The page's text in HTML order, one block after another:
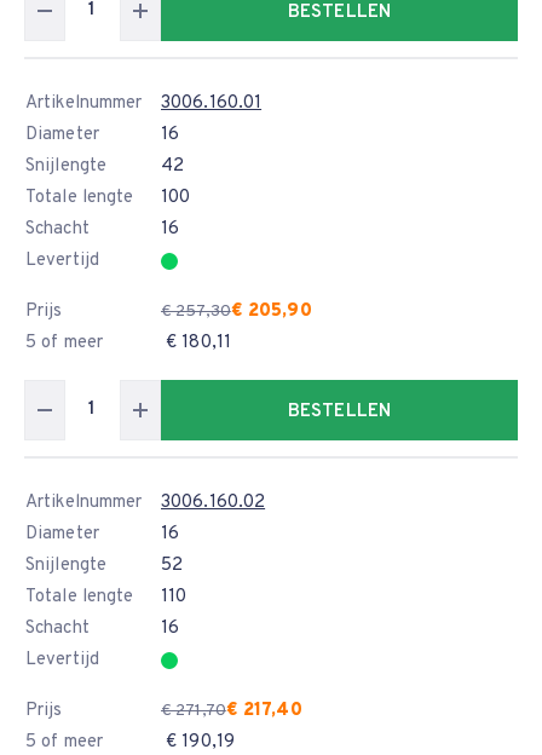
BESTELLEN
Artikelnummer
3006.160.01
Diameter
16
Snijlengte
42
Totale lengte
100
Schacht
16
Levertijd
Prijs € 257,30€ 205,90
5 of meer
€ 180,11
BESTELLEN
Artikelnummer
3006.160.02
Diameter
16
Snijlengte
52
Totale lengte
110
Schacht
16
Levertijd
Prijs € 271,70€ 217,40
5 of meer
€ 190,19